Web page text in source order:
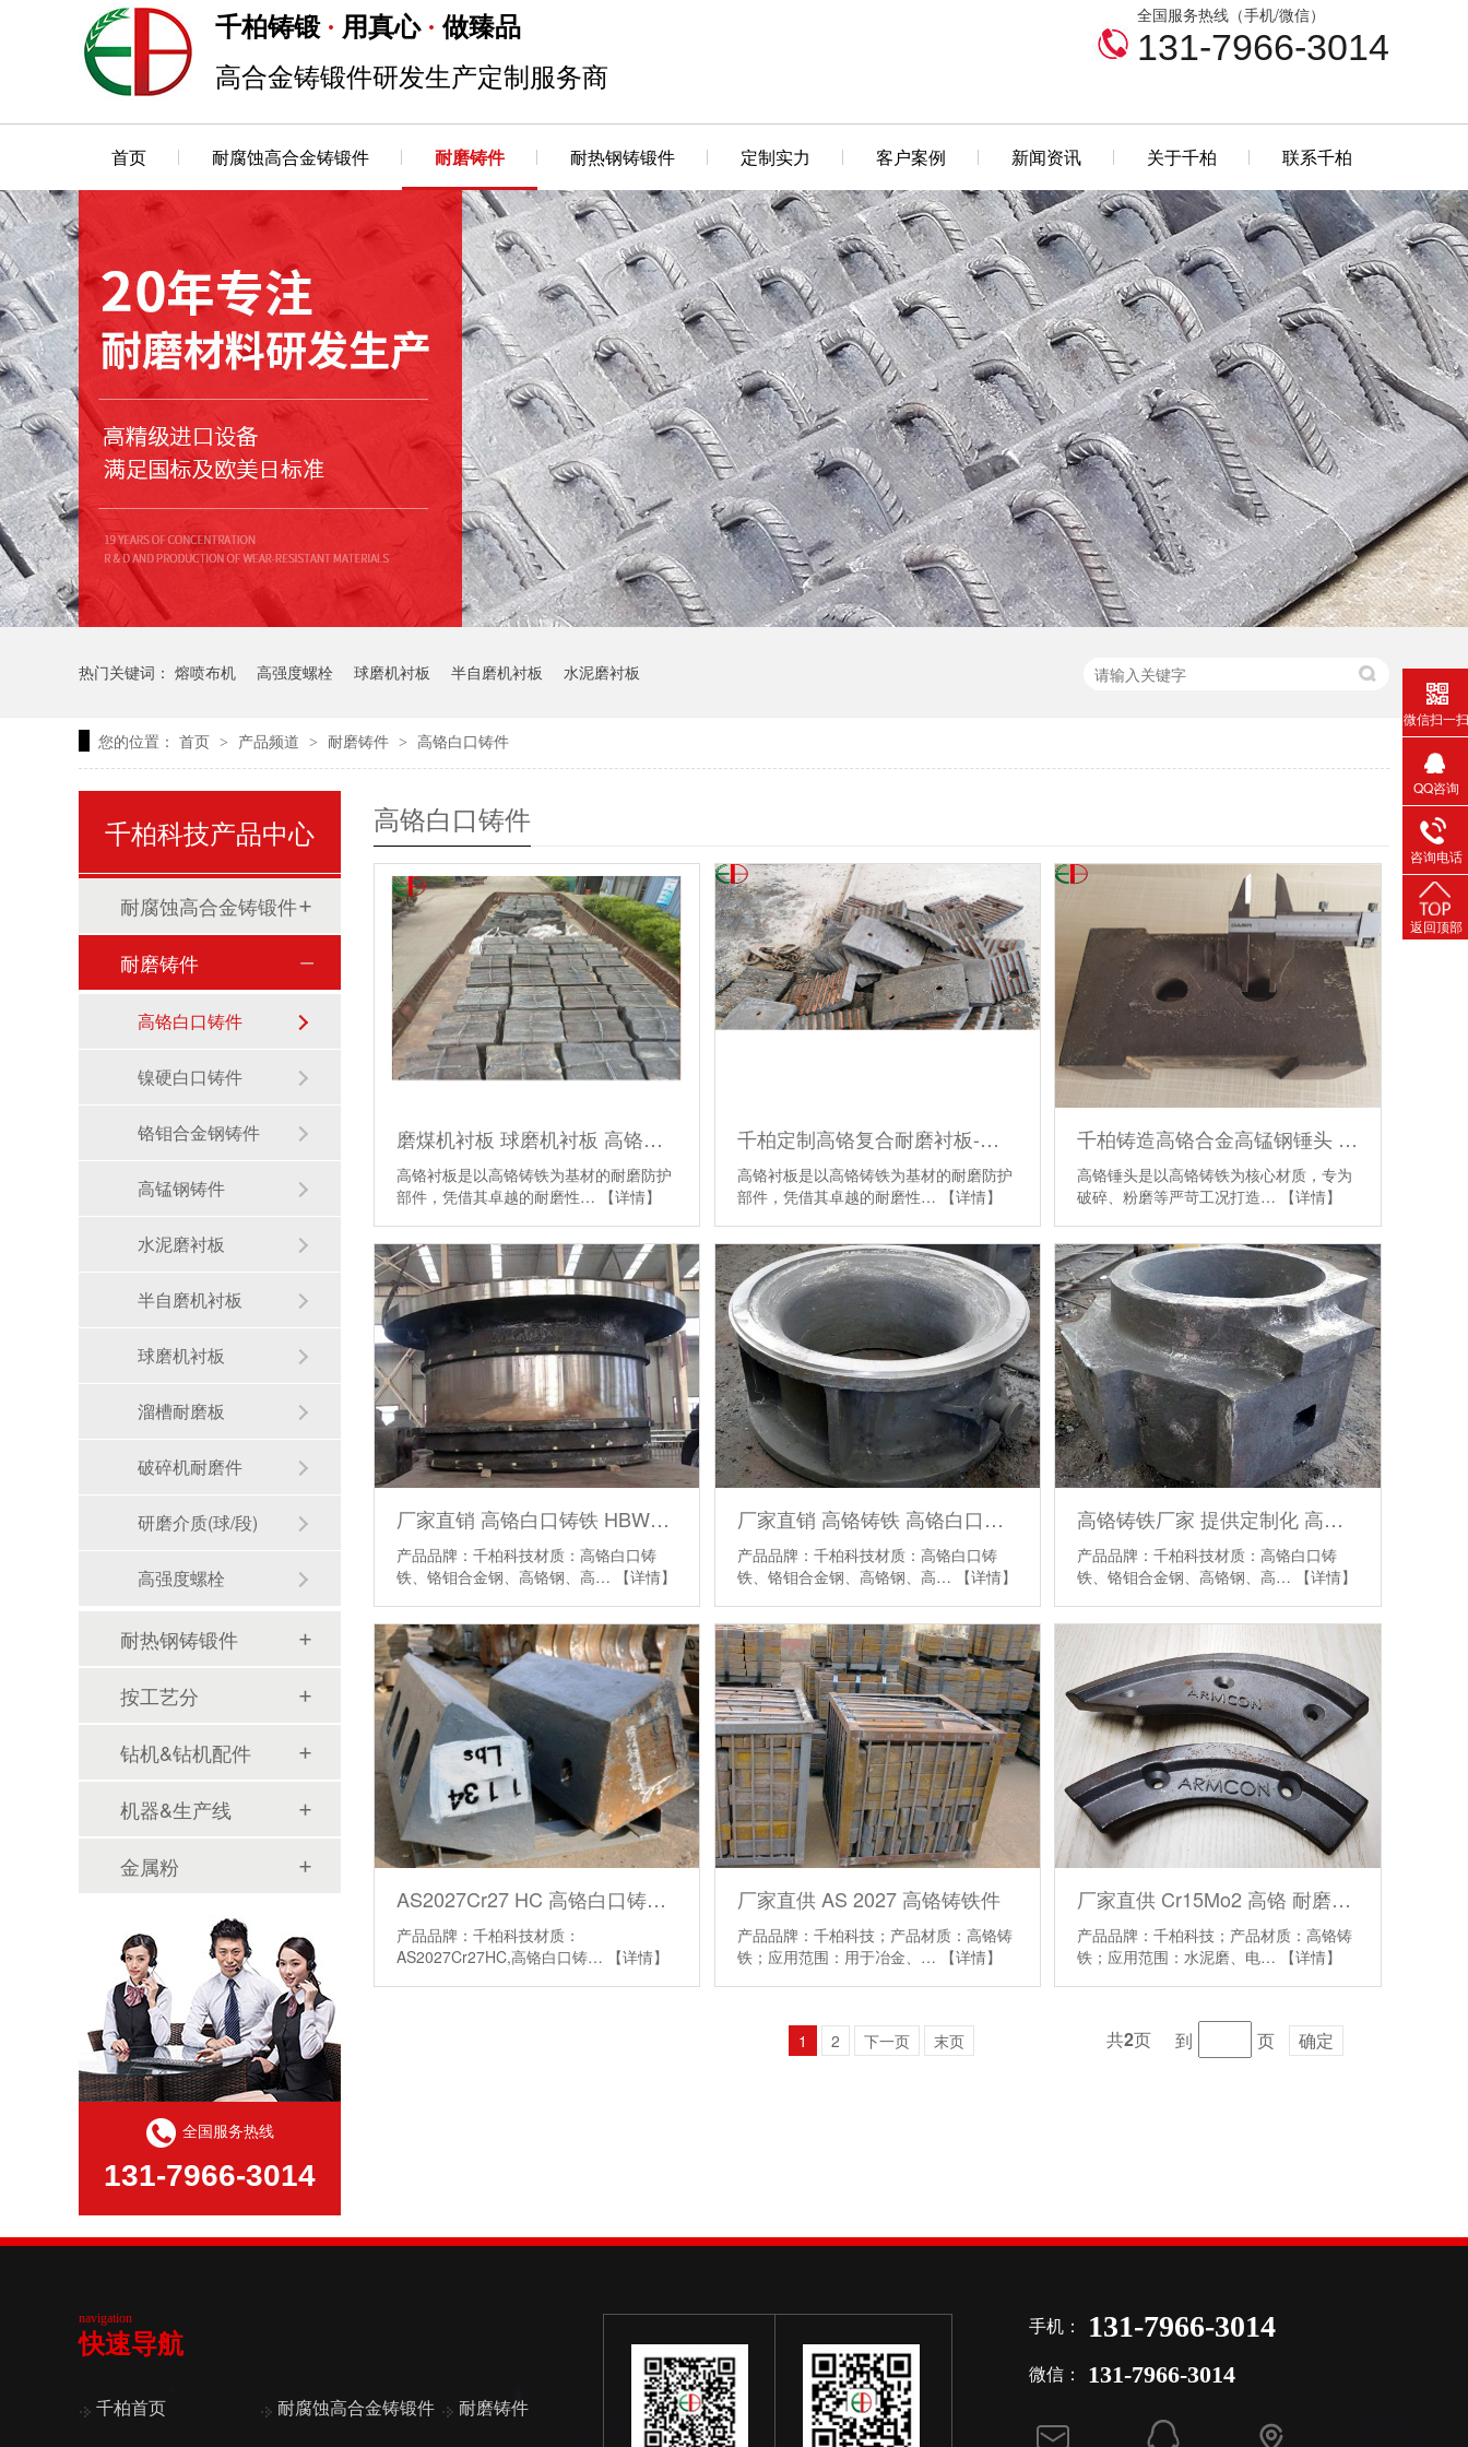
千柏铸锻· 用真心·做臻品
高合金铸锻件研发生产定制服务商
全国服务热线（手机/微信）
131-7966-3014
首页 耐腐蚀高合金铸锻件 耐磨铸件 耐热钢铸锻件 定制实力 客户案例 新闻资讯 关于千柏 联系千柏
热门关键词： 熔喷布机 高强度螺栓 球磨机衬板 半自磨机衬板 水泥磨衬板
您的位置： 首页 > 产品频道 > 耐磨铸件 > 高铬白口铸件
高铬白口铸件
磨煤机衬板 球磨机衬板 高铬复合衬板 抗冲击耐磨板
高铬衬板是以高铬铸铁为基材的耐磨防护
部件，凭借其卓越的耐磨性…
【详情】
千柏定制高铬复合耐磨衬板-磨煤机衬板-双进双出筒体衬板-粉碎设备配件
高铬衬板是以高铬铸铁为基材的耐磨防护
部件，凭借其卓越的耐磨性…
【详情】
千柏铸造高铬合金高锰钢锤头 各种型号锤式破碎机合金锤头
高铬锤头是以高铬铸铁为核心材质，专为
破碎、粉磨等严苛工况打造…
【详情】
厂家直销 高铬白口铸铁 HBW555XCr13 高铬铸铁件
产品品牌：千柏科技材质：高铬白口铸
铁、铬钼合金钢、高铬钢、高…
【详情】
厂家直销 高铬铸铁 高铬白口铸铁 HBW555XCr16 高铬铸件
产品品牌：千柏科技材质：高铬白口铸
铁、铬钼合金钢、高铬钢、高…
【详情】
高铬铸铁厂家 提供定制化 高铬白口铸铁 耐磨件
产品品牌：千柏科技材质：高铬白口铸
铁、铬钼合金钢、高铬钢、高…
【详情】
AS2027Cr27 HC 高铬白口铸铁 矿山磨衬板
产品品牌：千柏科技材质：
AS2027Cr27HC,高铬白口铸…
【详情】
厂家直供 AS 2027 高铬铸铁件
产品品牌：千柏科技；产品材质：高铬铸
铁；应用范围：用于冶金、…
【详情】
厂家直供 Cr15Mo2 高铬 耐磨刀片
产品品牌：千柏科技；产品材质：高铬铸
铁；应用范围：水泥磨、电…
【详情】
1 2 下一页 末页 共2页 到 页 确定
千柏科技产品中心
耐腐蚀高合金铸锻件
耐磨铸件
高铬白口铸件
镍硬白口铸件
铬钼合金钢铸件
高锰钢铸件
水泥磨衬板
半自磨机衬板
球磨机衬板
溜槽耐磨板
破碎机耐磨件
研磨介质(球/段)
高强度螺栓
耐热钢铸锻件
按工艺分
钻机&钻机配件
机器&生产线
金属粉
全国服务热线
131-7966-3014
手机： 131-7966-3014
微信： 131-7966-3014
navigation
快速导航
千柏首页 耐腐蚀高合金铸锻件 耐磨铸件
微信扫一扫
QQ咨询
咨询电话
返回顶部